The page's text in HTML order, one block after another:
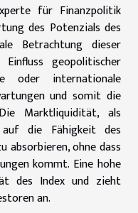
für Finanzpolitik
des Potenzials des
Betrachtung dieser
geopolitischer
oder internationale
und somit die
Marktliquidität, als
die Fähigkeit des
absorbieren, ohne dass
kommt. Eine hohe
des Index und zieht
an.